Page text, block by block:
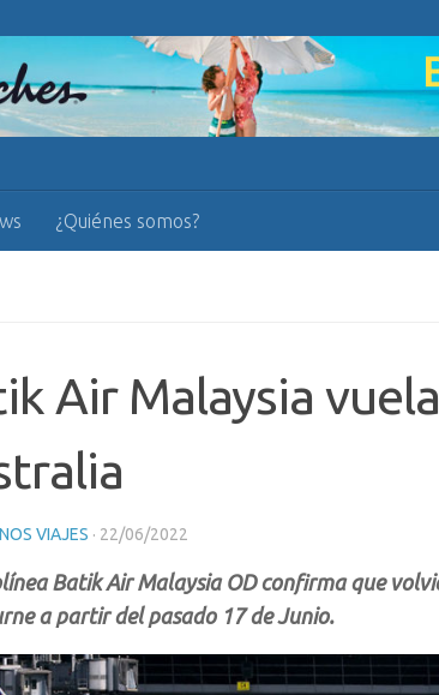
¿Quiénes somos?
Air Malaysia
VIAJES · 22/06/2022
Batik Air Malaysia OD confirma que
a partir del pasado 17 de Junio.